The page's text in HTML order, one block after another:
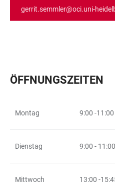
gerrit.semmler@oci.uni-
ÖFFNUNGSZEITEN
Montag 9:00 -
Dienstag 9:00 -
Mittwoch 13:00 -